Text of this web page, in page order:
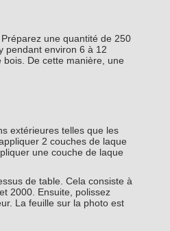
une quantité de 250
pendant environ 6 à 12
bois. De cette manière, une
extérieures telles que les
2 couches de laque
une couche de laque
de table. Cela consiste à
2000. Ensuite, polissez
La feuille sur la photo est